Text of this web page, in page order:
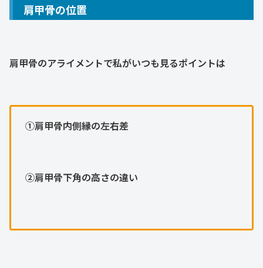
肩甲骨の位置
肩甲骨のアライメントで私がいつも見るポイントは
➀肩甲骨内側縁の左右差
②肩甲骨下角の高さの違い